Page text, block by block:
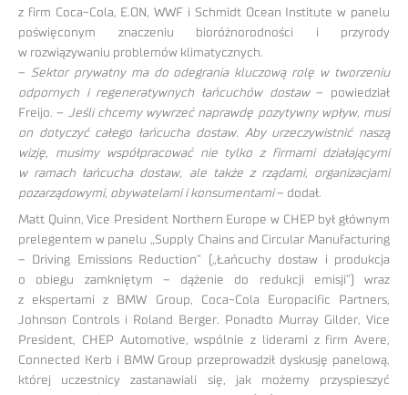
z firm Coca-Cola, E.ON, WWF i Schmidt Ocean Institute w panelu
poświęconym znaczeniu bioróżnorodności i przyrody
w rozwiązywaniu problemów klimatycznych.
–
Sektor prywatny ma do odegrania kluczową rolę w tworzeniu
odpornych i regeneratywnych łańcuchów dostaw– powiedział
Freijo. –
Jeśli chcemy wywrzeć naprawdę pozytywny wpływ, musi
on dotyczyć całego łańcucha dostaw. Aby urzeczywistnić naszą
wizję, musimy współpracować nie tylko z firmami działającymi
w ramach łańcucha dostaw, ale także z rządami, organizacjami
pozarządowymi, obywatelami i konsumentami– dodał.
Matt Quinn, Vice President Northern Europe w CHEP był głównym
prelegentem w panelu „Supply Chains and Circular Manufacturing
– Driving Emissions Reduction” („Łańcuchy dostaw i produkcja
o obiegu zamkniętym – dążenie do redukcji emisji”) wraz
z ekspertami z BMW Group, Coca-Cola Europacific Partners,
Johnson Controls i Roland Berger. Ponadto Murray Gilder, Vice
President, CHEP Automotive, wspólnie z liderami z firm Avere,
Connected Kerb i BMW Group przeprowadził dyskusję panelową,
której uczestnicy zastanawiali się, jak możemy przyspieszyć